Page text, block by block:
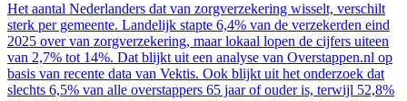
Het aantal Nederlanders dat van zorgverzekering wisselt, verschilt
sterk per gemeente. Landelijk stapte 6,4% van de verzekerden eind
2025 over van zorgverzekering, maar lokaal lopen de cijfers uiteen
van 2,7% tot 14%. Dat blijkt uit een analyse van Overstappen.nl op
basis van recente data van Vektis. Ook blijkt uit het onderzoek dat
slechts 6,5% van alle overstappers 65 jaar of ouder is, terwijl 52,8%